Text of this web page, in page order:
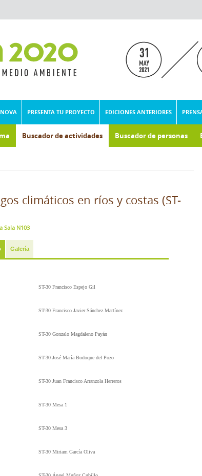
PRESENTA TU PROYECTO EDICIONES ANTERIORES
Buscador de actividades Buscador de personas
climáticos en ríos y costas (ST-
Sala N103
Galería
ST-30 Francisco Espejo Gil
ST-30 Francisco Javier Sánchez Martínez
ST-30 Gonzalo Magdaleno Payán
ST-30 José María Bodoque del Pozo
ST-30 Juan Francisco Arranzola Herreros
ST-30 Mesa 1
ST-30 Mesa 3
ST-30 Miriam García Oliva